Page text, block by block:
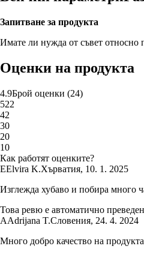
Запитване за продукта
Имате ли нужда от съвет относно
Оценки на продукта
4.9Брой оценки (24)
522
42
30
20
10
Как работят оценките?
EElvira K.Хърватия, 10. 1. 2025
Изглежда хубаво и побира много
Това ревю е автоматично
AAdrijana T.Словения, 24. 4. 2024
Много добро качество на